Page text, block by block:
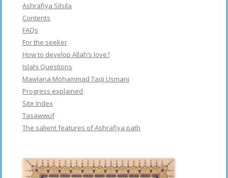
Ashrafiya Silsila
Contents
FAQs
For the seeker
How to develop Allah’s love?
Islahi Questions
Mawlana Mohammad Taqi Usmani
Progress explained
Site Index
Tasawwuf
The salient features of Ashrafiya path